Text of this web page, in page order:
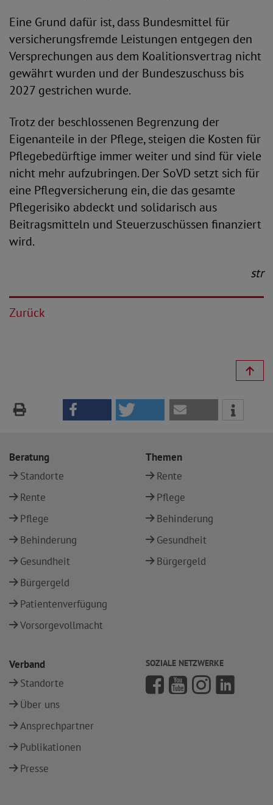
Eine Grund dafür ist, dass Bundesmittel für
versicherungsfremde Leistungen entgegen den
Versprechungen aus dem Koalitionsvertrag nicht
gewährt wurden und der Bundeszuschuss bis
2027 gestrichen wurde.
Trotz der beschlossenen Begrenzung der
Eigenanteile in der Pflege, steigen die Kosten für
Pflegebedürftige immer weiter und sind für viele
nicht mehr aufzubringen. Der SoVD setzt sich für
eine Pflegversicherung ein, die das gesamte
Pflegerisiko abdeckt und solidarisch aus
Beitragsmitteln und Steuerzuschüssen finanziert
wird.
str
Zurück
Beratung
Standorte
Rente
Pflege
Behinderung
Gesundheit
Bürgergeld
Patientenverfügung
Vorsorgevollmacht
Themen
Rente
Pflege
Behinderung
Gesundheit
Bürgergeld
Verband
Standorte
Über uns
Ansprechpartner
Publikationen
Presse
SOZIALE NETZWERKE